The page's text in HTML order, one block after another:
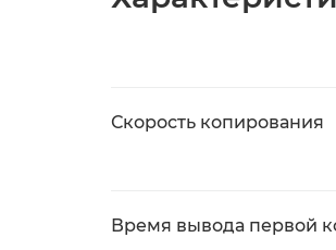
Скорость копирования
Время вывода первой